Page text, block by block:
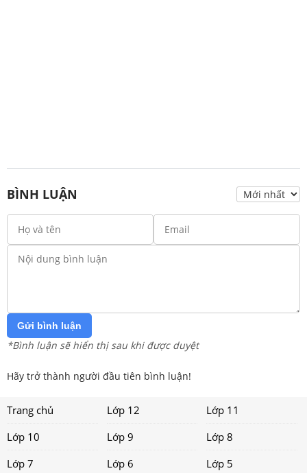
BÌNH LUẬN
Gửi bình luận
*Bình luận sẽ hiển thị sau khi được duyệt
Hãy trở thành người đầu tiên bình luận!
Trang chủ Lớp 12
Lớp 11
Lớp 10
Lớp 9
Lớp 8
Lớp 7
Lớp 6 Lớp 5